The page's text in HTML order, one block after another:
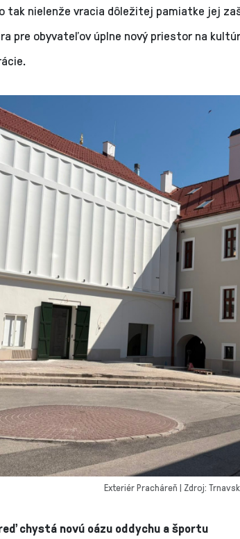
tak nielenže vracia dôležitej pamiatke jej
pre obyvateľov úplne nový priestor na
Exteriér Pracháreň | Zdroj:
chystá novú oázu oddychu a športu